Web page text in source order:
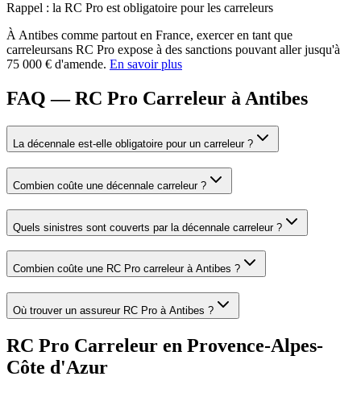
Rappel : la RC Pro est obligatoire pour les carreleurs
À Antibes comme partout en France, exercer en tant que
carreleursans RC Pro expose à des sanctions pouvant aller jusqu'à
75 000 € d'amende. En savoir plus
FAQ — RC Pro Carreleur à Antibes
La décennale est-elle obligatoire pour un carreleur ?
Combien coûte une décennale carreleur ?
Quels sinistres sont couverts par la décennale carreleur ?
Combien coûte une RC Pro carreleur à Antibes ?
Où trouver un assureur RC Pro à Antibes ?
RC Pro Carreleur en Provence-Alpes-
Côte d'Azur